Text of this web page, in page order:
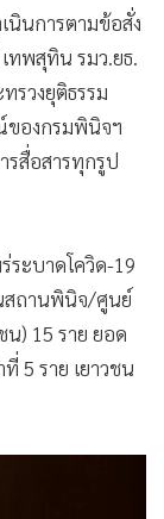
นินการตามข้อสั่ง
ทพสุทิน รมว.ยธ.
รวงยุติธรรม
ของกรมพินิจฯ
รสื่อสารทุกรูป
ะบาดโควิด-19
สถานพินิจ/ศูนย์
น) 15 ราย ยอด
5 ราย เยาวชน